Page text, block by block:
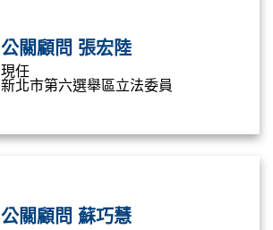
公關顧問 張宏陸
現任
新北市第六選舉區立法委員
公關顧問 蘇巧慧